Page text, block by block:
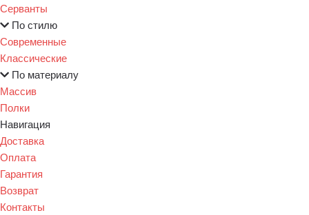
Серванты
По стилю
Современные
Классические
По материалу
Массив
Полки
Навигация
Доставка
Оплата
Гарантия
Возврат
Контакты